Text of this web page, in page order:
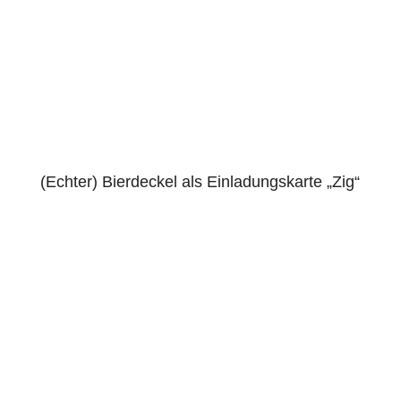
4.88
(Echter) Bierdeckel als Einladungskarte „Zig“